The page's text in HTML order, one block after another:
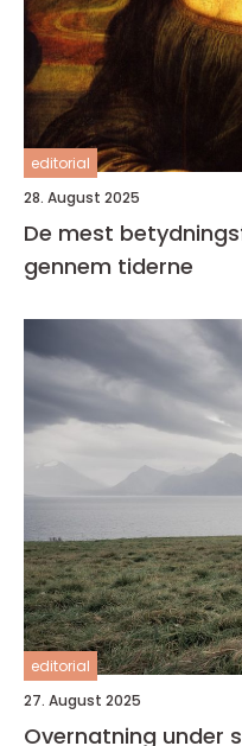
editorial
28. August 2025
De mest
gennem tiderne
editorial
27. August 2025
Overnatning under